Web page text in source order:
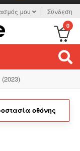
μου Σύνδεση
0
οθόνης